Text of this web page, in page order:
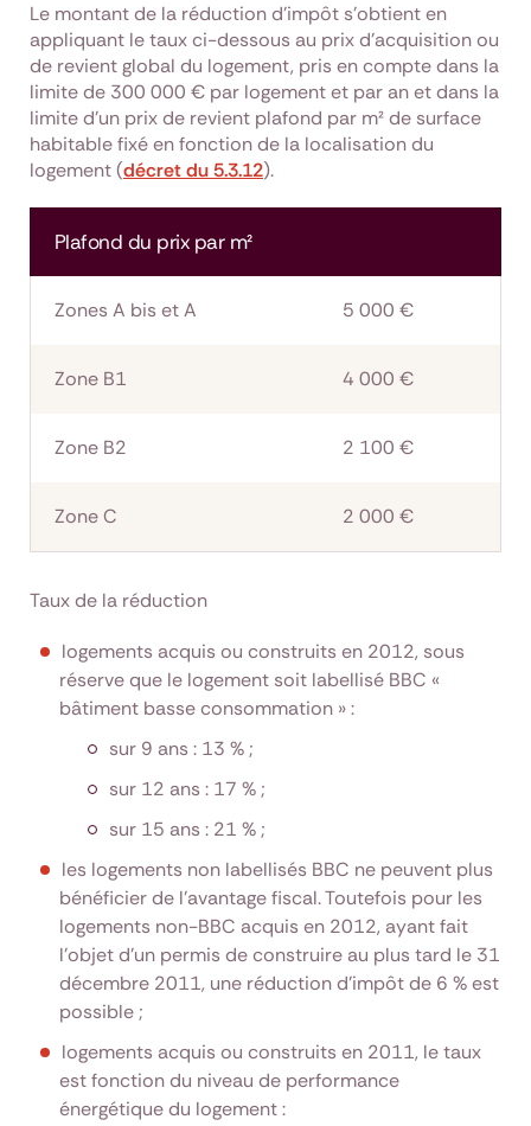
Le montant de la réduction d’impôt s’obtient en
appliquant le taux ci-dessous au prix d’acquisition ou
de revient global du logement, pris en compte dans la
limite de 300 000 € par logement et par an et dans la
limite d’un prix de revient plafond par m² de surface
habitable fixé en fonction de la localisation du
logement (décret du 5.3.12).
Plafond du prix par m²
Zones A bis et A 5 000 €
Zone B1 4 000 €
Zone B2 2 100 €
Zone C 2 000 €
Taux de la réduction
logements acquis ou construits en 2012, sous
réserve que le logement soit labellisé BBC «
bâtiment basse consommation » :
sur 9 ans : 13 % ;
sur 12 ans : 17 % ;
sur 15 ans : 21 % ;
les logements non labellisés BBC ne peuvent plus
bénéficier de l’avantage fiscal. Toutefois pour les
logements non-BBC acquis en 2012, ayant fait
l’objet d’un permis de construire au plus tard le 31
décembre 2011, une réduction d’impôt de 6 % est
possible ;
logements acquis ou construits en 2011, le taux
est fonction du niveau de performance
énergétique du logement :